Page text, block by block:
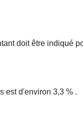
doit être indiqué
est d'environ 3,3 % .